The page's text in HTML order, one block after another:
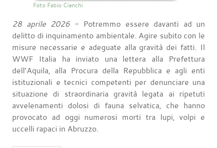
Foto Fabio Cianchi
28 aprile 2026- Potremmo essere davanti ad un
delitto di inquinamento ambientale. Agire subito con le
misure necessarie e adeguate alla gravità dei fatti. Il
WWF Italia ha inviato una lettera alla Prefettura
dell’Aquila, alla Procura della Repubblica e agli enti
istituzionali e tecnici competenti per denunciare una
situazione di straordinaria gravità legata ai ripetuti
avvelenamenti dolosi di fauna selvatica, che hanno
provocato ad oggi numerosi morti tra lupi, volpi e
uccelli rapaci in Abruzzo.